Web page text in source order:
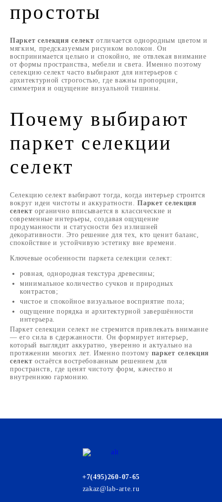
простоты
Паркет селекция селект отличается однородным цветом и
мягким, предсказуемым рисунком волокон. Он
воспринимается цельно и спокойно, не отвлекая внимание
от формы пространства, мебели и света. Именно поэтому
селекцию селект часто выбирают для интерьеров с
архитектурной строгостью, где важны пропорции,
симметрия и ощущение визуальной тишины.
Почему выбирают
паркет селекции
селект
Селекцию селект выбирают тогда, когда интерьер строится
вокруг идеи чистоты и аккуратности.Паркет селекция
селект органично вписывается в классические и
современные интерьеры, создавая ощущение
продуманности и статусности без излишней
декоративности. Это решение для тех, кто ценит баланс,
спокойствие и устойчивую эстетику вне времени.
Ключевые особенности паркета селекции селект:
ровная, однородная текстура древесины;
минимальное количество сучков и природных
контрастов;
чистое и спокойное визуальное восприятие пола;
ощущение порядка и архитектурной завершённости
интерьера.
Паркет селекции селект не стремится привлекать внимание
— его сила в сдержанности. Он формирует интерьер,
который выглядит аккуратно, уверенно и актуально на
протяжении многих лет. Именно поэтому паркет селекция
селект остаётся востребованным решением для
пространств, где ценят чистоту форм, качество и
внутреннюю гармонию.
+7(495)260-07-65
zakaz@lab-arte.ru